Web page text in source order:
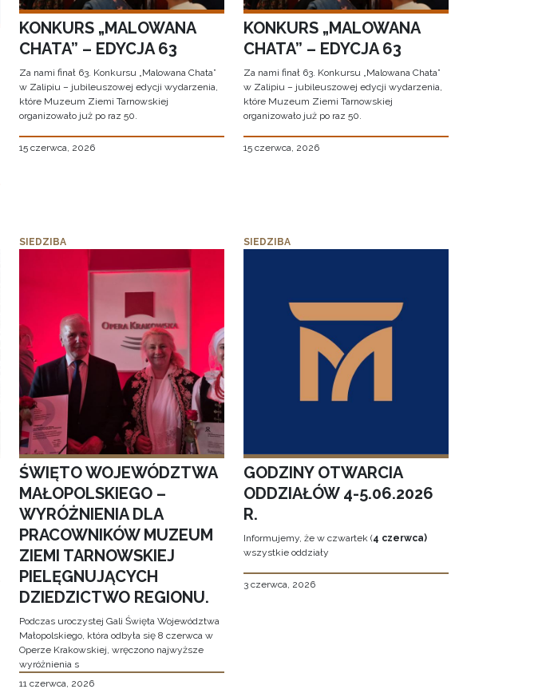
KONKURS „MALOWANA
CHATA” – EDYCJA 63
Za nami finał 63. Konkursu „Malowana Chata”
w Zalipiu – jubileuszowej edycji wydarzenia,
które Muzeum Ziemi Tarnowskiej
organizowało już po raz 50.
15 czerwca, 2026
KONKURS „MALOWANA
CHATA” – EDYCJA 63
Za nami finał 63. Konkursu „Malowana Chata”
w Zalipiu – jubileuszowej edycji wydarzenia,
które Muzeum Ziemi Tarnowskiej
organizowało już po raz 50.
15 czerwca, 2026
SIEDZIBA
ŚWIĘTO WOJEWÓDZTWA
MAŁOPOLSKIEGO –
WYRÓŻNIENIA DLA
PRACOWNIKÓW MUZEUM
ZIEMI TARNOWSKIEJ
PIELĘGNUJĄCYCH
DZIEDZICTWO REGIONU.
Podczas uroczystej Gali Święta Województwa
Małopolskiego, która odbyła się 8 czerwca w
Operze Krakowskiej, wręczono najwyższe
wyróżnienia s
11 czerwca, 2026
SIEDZIBA
GODZINY OTWARCIA
ODDZIAŁÓW 4-5.06.2026
R.
Informujemy, że w czwartek (4 czerwca)
wszystkie oddziały
3 czerwca, 2026